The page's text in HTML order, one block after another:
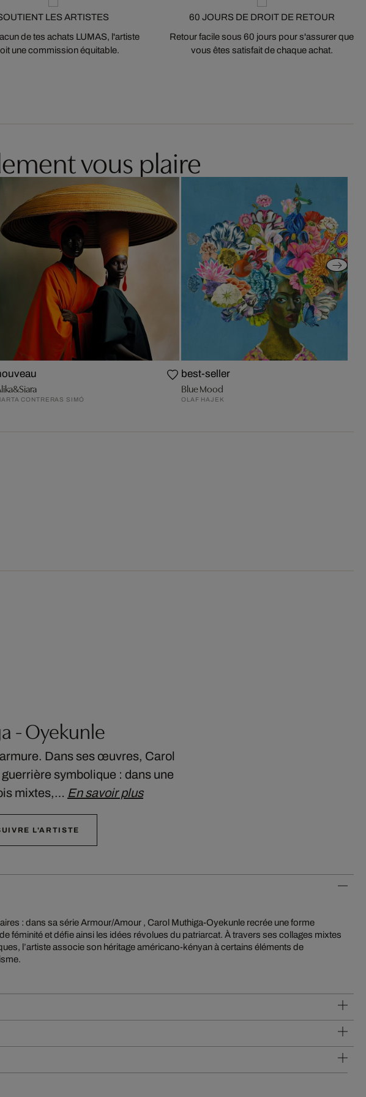
LES ARTISTES
de tes achats LUMAS, l'artiste
une commission équitable.
60 JOURS DE DROIT DE RETOUR
Retour facile sous 60 jours pour s'assurer que
vous êtes satisfait de chaque achat.
vous plaire
CONTRERAS SIMÓ
best-seller
Blue Mood
OLAF HAJEK
- Oyekunle
Dans ses œuvres, Carol
symbolique : dans une
mixtes,… En savoir plus
L'ARTISTE
: dans sa série Armour/Amour , Carol Muthiga-Oyekunle recrée une forme
féminité et défie ainsi les idées révolues du patriarcat. À travers ses collages mixtes
l’artiste associe son héritage américano-kényan à certains éléments de